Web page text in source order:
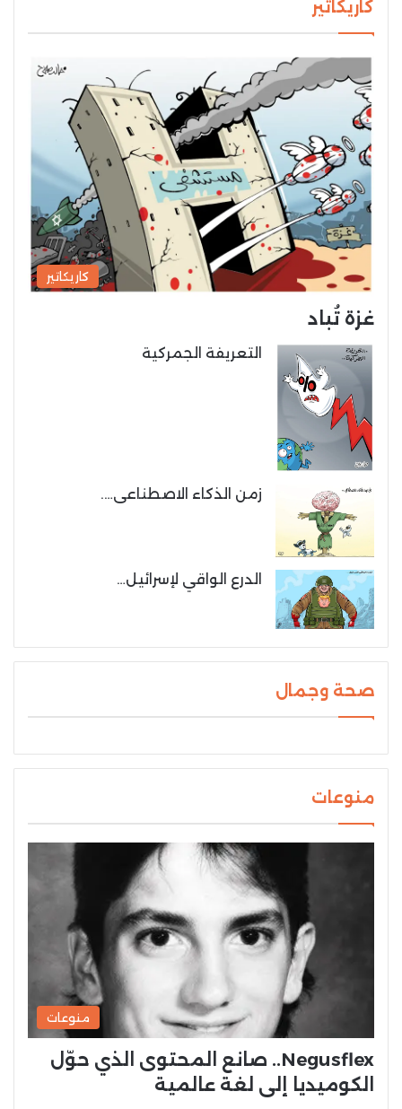
كاريكاتير
كاريكاتير
غزة تُباد
التعريفة الجمركية
زمن الذكاء الاصطناعى….
الدرع الواقي لإسرائيل…
صحة وجمال
منوعات
منوعات
Negusflex.. صانع المحتوى الذي حوّل
الكوميديا إلى لغة عالمية